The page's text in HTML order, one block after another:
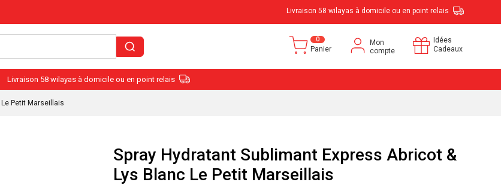
Livraison 58 wilayas à domicile ou en point relais
0
Panier
Mon
compte
Idées
Cadeaux
Livraison 58 wilayas à domicile ou en point relais
Le Petit Marseillais
Spray Hydratant Sublimant Express Abricot &
Lys Blanc Le Petit Marseillais